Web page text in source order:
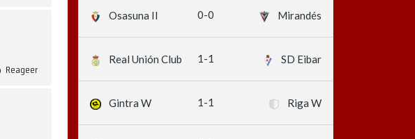
Reageer
Osasuna II 0-0 Mirandés
Real Unión Club 1-1 SD Eibar
Gintra W 1-1 Riga W